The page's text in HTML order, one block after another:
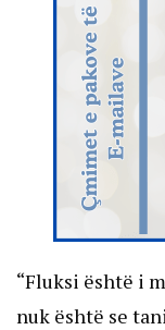
“Fluksi është i
nuk është se